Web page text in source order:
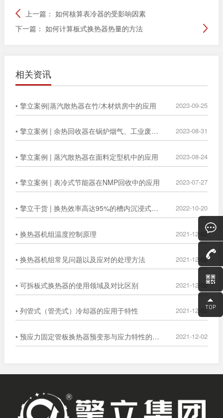
上一篇： 如何核算表冷器的受影响因素
下一篇： 如何计算板式换热器热量的方法
相关资讯
• 擎立案例|蒸汽散热器在竹/木材烘房中的应用 2023-09-25
• 擎立案例 | 余热回收器在锅炉烟气、工业废气中的广泛应用 2023-08-31
• 擎立案例 | 蒸汽散热器在面料定型机中的应用 2023-08-24
• 擎立案例 | 表冷式节能器在NMP回收中的应用 2023-07-27
• 擎立干货 | 换热效率高达95%的槽内沉浸式换热器 2022-10-20
• 换热器机组温度控制原理 2021-12-02
• 换热器机组常见问题以及应对的处理方法 2021-12-02
• 可拆板式换热器的使用领域及对比区别 2021-12-02
• 列管式（管壳式）冷却器的应用于特性 2021-12-02
• 预应力固定管板换热器预变形与应力特性的数值分析 2021-12-02